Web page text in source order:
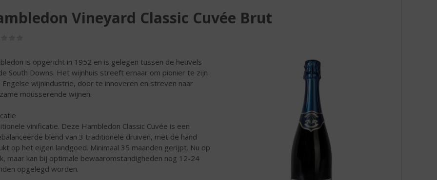
Vineyard Classic Cuvée Brut
is opgericht in 1952 en is gelegen tussen de heuvels
South Downs. Het wijnhuis streeft ernaar om pionier te zijn
Engelse wijnindustrie, door te innoveren en streven naar
mousserende wijnen.
vinificatie. Deze Hambledon Classic Cuvée is een
blend van 3 traditionele druiven, met de hand
op het eigen landgoed. Minimaal 35 maanden gerijpt. Nu op
maar kan bij optimale bewaaromstandigheden nog 12-24
opgelegd worden.